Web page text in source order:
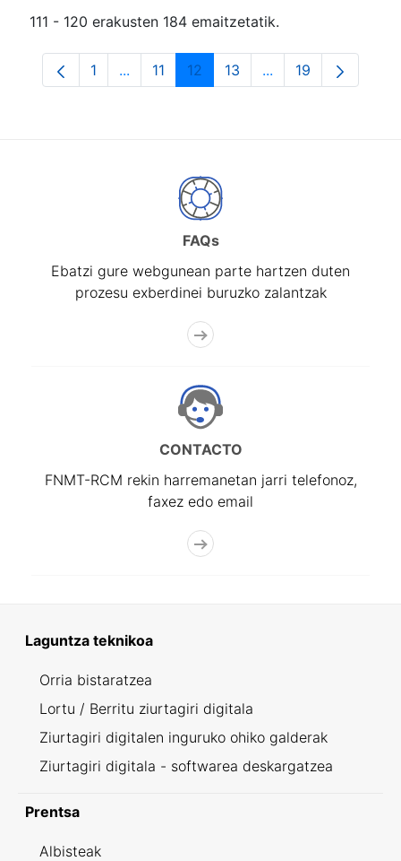
111 - 120 erakusten 184 emaitzetatik.
Orrialdea
1 ...Intermediate Pages Use TAB to navigate.
Orrialdea
11 Orrialdea
12 Orrialdea
13 ...Intermediate
Orrialdea
19
FAQs
Ebatzi gure webgunean parte hartzen duten
prozesu exberdinei buruzko zalantzak
CONTACTO
FNMT-RCM rekin harremanetan jarri telefonoz,
faxez edo email
Laguntza teknikoa
Orria bistaratzea
Lortu / Berritu ziurtagiri digitala
Ziurtagiri digitalen inguruko ohiko galderak
Ziurtagiri digitala - softwarea deskargatzea
Prentsa
Albisteak